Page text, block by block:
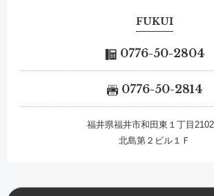
FUKUI
0776-50-2804
0776-50-2814
福井県福井市和田東１丁目
北島第２ビル１Ｆ